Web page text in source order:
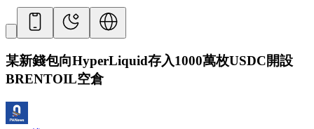
某新錢包向HyperLiquid存入1000萬枚USDC開設
BRENTOIL空倉